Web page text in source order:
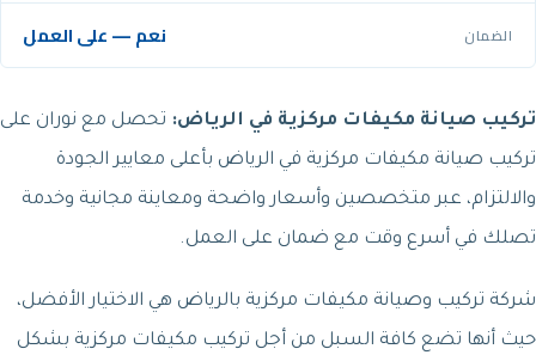
الضمان نعم — على العمل
تركيب صيانة مكيفات مركزية في الرياض: تحصل مع نوران على
تركيب صيانة مكيفات مركزية في الرياض بأعلى معايير الجودة
والالتزام، عبر متخصصين وأسعار واضحة ومعاينة مجانية وخدمة
تصلك في أسرع وقت مع ضمان على العمل.
شركة تركيب وصيانة مكيفات مركزية بالرياض هي الاختيار الأفضل،
حيث أنها تضع كافة السبل من أجل تركيب مكيفات مركزية بشكل